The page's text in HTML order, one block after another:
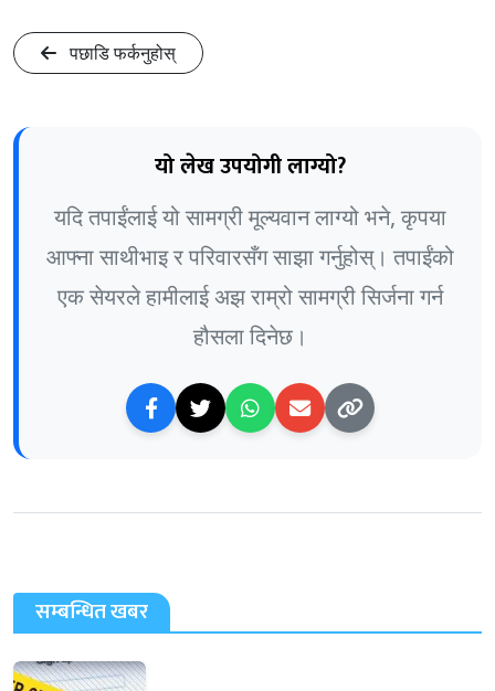
पछाडि फर्कनुहोस्
यो लेख उपयोगी लाग्यो?
यदि तपाईंलाई यो सामग्री मूल्यवान लाग्यो भने, कृपया
आफ्ना साथीभाइ र परिवारसँग साझा गर्नुहोस्। तपाईंको
एक सेयरले हामीलाई अझ राम्रो सामग्री सिर्जना गर्न
हौसला दिनेछ।
सम्बन्धित खबर